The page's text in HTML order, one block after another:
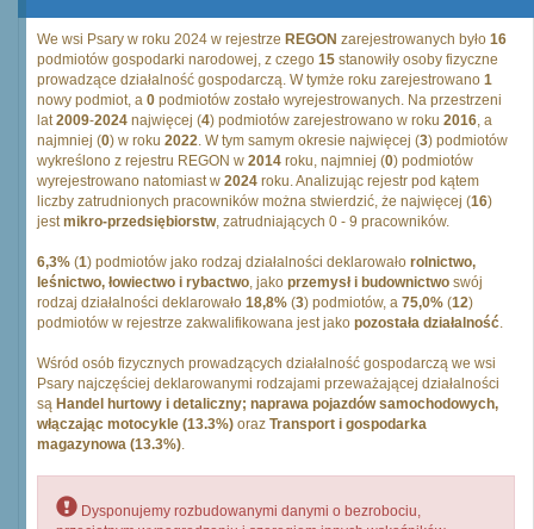
We wsi Psary w roku 2024 w rejestrze REGON zarejestrowanych było 16
podmiotów gospodarki narodowej, z czego 15 stanowiły osoby fizyczne
prowadzące działalność gospodarczą. W tymże roku zarejestrowano 1
nowy podmiot, a 0 podmiotów zostało wyrejestrowanych. Na przestrzeni
lat2009-2024 najwięcej (4) podmiotów zarejestrowano w roku 2016, a
najmniej (0) w roku 2022. W tym samym okresie najwięcej (3) podmiotów
wykreślono z rejestru REGON w 2014 roku, najmniej (0) podmiotów
wyrejestrowano natomiast w 2024 roku. Analizując rejestr pod kątem
liczby zatrudnionych pracowników można stwierdzić, że najwięcej (16)
jestmikro-przedsiębiorstw, zatrudniających 0 - 9 pracowników.
6,3% (1) podmiotów jako rodzaj działalności deklarowało rolnictwo,
leśnictwo, łowiectwo i rybactwo, jako przemysł i budownictwo swój
rodzaj działalności deklarowało 18,8% (3) podmiotów, a 75,0% (12)
podmiotów w rejestrze zakwalifikowana jest jako pozostała działalność.
Wśród osób fizycznych prowadzących działalność gospodarczą we wsi
Psary najczęściej deklarowanymi rodzajami przeważającej działalności
są Handel hurtowy i detaliczny; naprawa pojazdów samochodowych,
włączając motocykle (13.3%) oraz Transport i gospodarka
magazynowa (13.3%).
Dysponujemy rozbudowanymi danymi o bezrobociu,